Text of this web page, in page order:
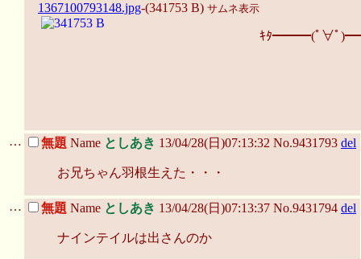
1367100793148.jpg-(341753 B) サムネ表示
ｷﾀ━━━(ﾟ∀ﾟ
… 無題 Name としあき 13/04/28(日)07:13:32 No.9431793 del
お兄ちゃん羽根生えた・・・
… 無題 Name としあき 13/04/28(日)07:13:37 No.9431794 del
ナインテイルは出さんのか